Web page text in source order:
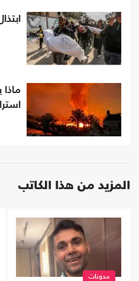
المزيد من هذا الكاتب
مدونات